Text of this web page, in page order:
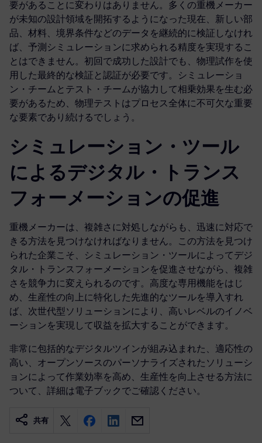
要があることに変わりはありません。多くの重機メーカー
が未知の設計領域を開拓するようになった現在、新しい部
品、材料、境界条件などのデータを継続的に検証しなけれ
ば、予測シミュレーションに求められる精度を実現するこ
とはできません。初回で成功した設計でも、物理試作を使
用した最終的な検証と認証が必要です。シミュレーショ
ン・チームとテスト・チームが協力して相乗効果を生む必
要があるため、物理テストはプロセス全体に不可欠な重要
な要素であり続けるでしょう。
シミュレーション・ツール
によるデジタル・トランス
フォーメーションの促進
重機メーカーは、複雑さに対処しながらも、迅速に対応で
きる方法を見つけなければなりません。この方法を見つけ
られた企業こそ、シミュレーション・ツールによってデジ
タル・トランスフォーメーションを促進させながら、複雑
さを競争力に変えられるのです。高度な専用機能をはじ
め、生産性の向上に特化した先進的なツールを導入すれ
ば、次世代型ソリューションにより、高いレベルのイノベ
ーションを実現して収益を拡大することができます。
非常に包括的なデジタルツインが組み込まれた、適応性の
高い、オープンソースのパーソナライズされたソリューシ
ョンによって作業効率を高め、生産性を向上させる方法に
ついて、詳細は電子ブックでご確認ください。
共有